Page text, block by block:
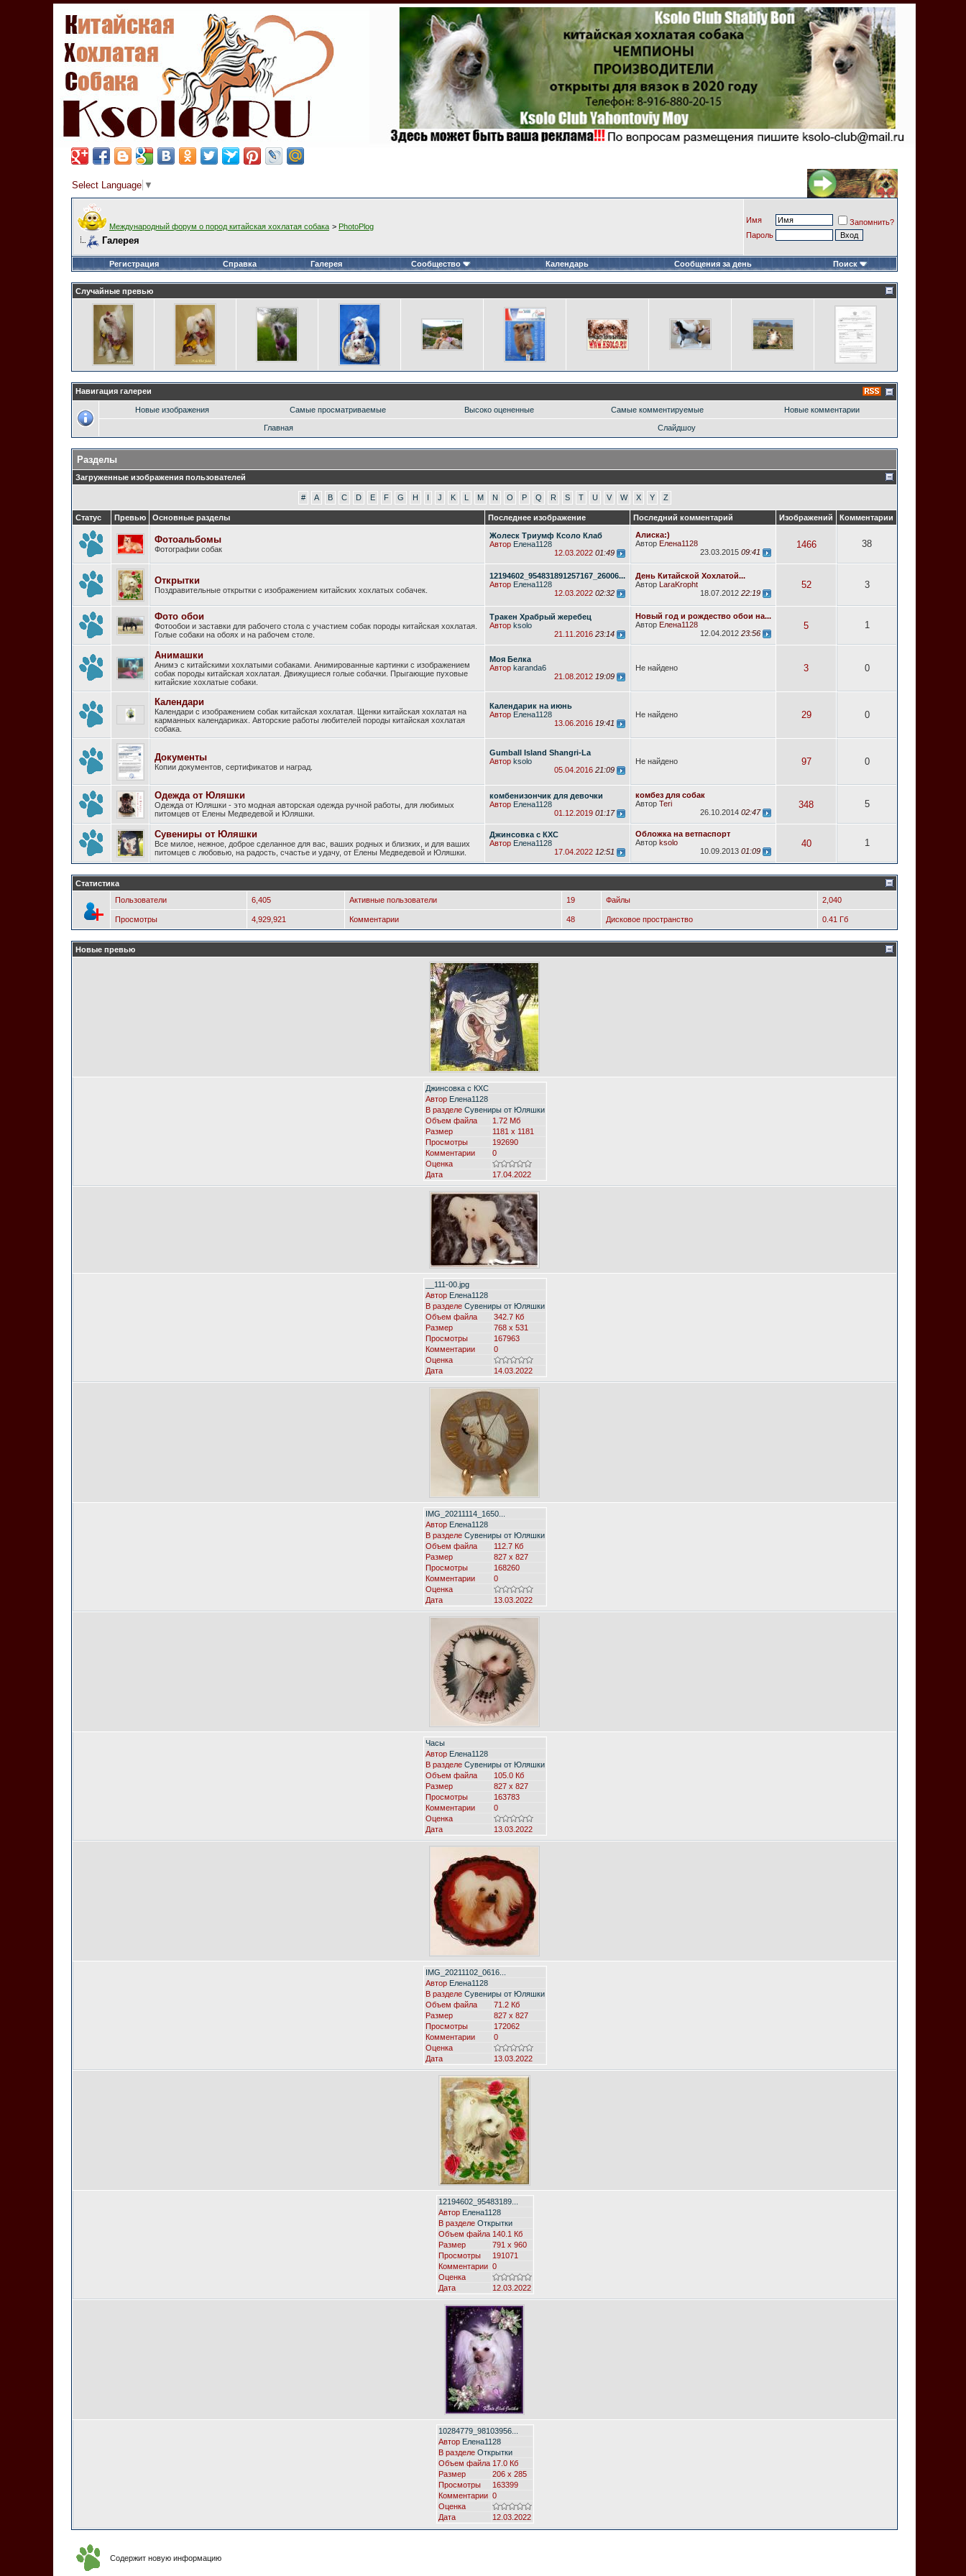
Select Language ▼
Международный форум о пород китайская хохлатая собака > PhotoPlog
Галерея
Имя
Запомнить?
Пароль
Регистрация Справка Галерея Сообщество Календарь Сообщения за день Поиск
Случайные превью
Навигация галереи
Новые изображения Самые просматриваемые Высоко оцененные Самые комментируемые Новые комментарии
Главная Слайдшоу
Разделы
Загруженные изображения пользователей
# A B C D E F G H I J K L M N O P Q R S T U V W X Y Z
Статус Превью Основные разделы Последнее изображение Последний комментарий Изображений Комментарии
Фотоальбомы
Фотографии собак
Жолеск Триумф Ксоло Клаб
Автор Елена1128
12.03.2022 01:49
Алиска:)
Автор Елена1128
23.03.2015 09:41
1466 38
Открытки
Поздравительные открытки с изображением китайских хохлатых собачек.
12194602_954831891257167_26006...
Автор Елена1128
12.03.2022 02:32
День Китайской Хохлатой...
Автор LaraKropht
18.07.2012 22:19
52 3
Фото обои
Фотообои и заставки для рабочего стола с участием собак породы китайская хохлатая.
Голые собаки на обоях и на рабочем столе.
Тракен Храбрый жеребец
Автор ksolo
21.11.2016 23:14
Новый год и рождество обои на...
Автор Елена1128
12.04.2012 23:56
5 1
Анимашки
Анимэ с китайскими хохлатыми собаками. Анимированные картинки с изображением
собак породы китайская хохлатая. Движущиеся голые собачки. Прыгающие пуховые
китайские хохлатые собаки.
Моя Белка
Автор karanda6
21.08.2012 19:09
Не найдено 3 0
Календари
Календари с изображением собак китайская хохлатая. Щенки китайская хохлатая на
карманных календариках. Авторские работы любителей породы китайская хохлатая
собака.
Календарик на июнь
Автор Елена1128
13.06.2016 19:41
Не найдено 29 0
Документы
Копии документов, сертификатов и наград.
Gumball Island Shangri-La
Автор ksolo
05.04.2016 21:09
Не найдено 97 0
Одежда от Юляшки
Одежда от Юляшки - это модная авторская одежда ручной работы, для любимых
питомцев от Елены Медведевой и Юляшки.
комбенизончик для девочки
Автор Елена1128
01.12.2019 01:17
комбез для собак
Автор Teri
26.10.2014 02:47
348 5
Сувениры от Юляшки
Все милое, нежное, доброе сделанное для вас, ваших родных и близких, и для ваших
питомцев с любовью, на радость, счастье и удачу, от Елены Медведевой и Юляшки.
Джинсовка с КХС
Автор Елена1128
17.04.2022 12:51
Обложка на ветпаспорт
Автор ksolo
10.09.2013 01:09
40 1
Статистика
Пользователи
6,405 Активные пользователи 19 Файлы 2,040
Просмотры 4,929,921 Комментарии 48 Дисковое пространство 0.41 Гб
Новые превью
Джинсовка с КХС
Автор Елена1128
В разделе Сувениры от Юляшки
Объем файла
1.72 Мб
Размер
1181 x 1181
Просмотры
192690
Комментарии
0
Оценка
Дата
17.04.2022
__111-00.jpg
Автор Елена1128
В разделе Сувениры от Юляшки
Объем файла
342.7 Кб
Размер
768 x 531
Просмотры
167963
Комментарии
0
Оценка
Дата
14.03.2022
IMG_20211114_1650...
Автор Елена1128
В разделе Сувениры от Юляшки
Объем файла
112.7 Кб
Размер
827 x 827
Просмотры
168260
Комментарии
0
Оценка
Дата
13.03.2022
Часы
Автор Елена1128
В разделе Сувениры от Юляшки
Объем файла
105.0 Кб
Размер
827 x 827
Просмотры
163783
Комментарии
0
Оценка
Дата
13.03.2022
IMG_20211102_0616...
Автор Елена1128
В разделе Сувениры от Юляшки
Объем файла
71.2 Кб
Размер
827 x 827
Просмотры
172062
Комментарии
0
Оценка
Дата
13.03.2022
12194602_95483189...
Автор Елена1128
В разделе Открытки
Объем файла 140.1 Кб
Размер
791 x 960
Просмотры
191071
Комментарии 0
Оценка
Дата
12.03.2022
10284779_98103956...
Автор Елена1128
В разделе Открытки
Объем файла 17.0 Кб
Размер
206 x 285
Просмотры
163399
Комментарии 0
Оценка
Дата
12.03.2022
Содержит новую информацию